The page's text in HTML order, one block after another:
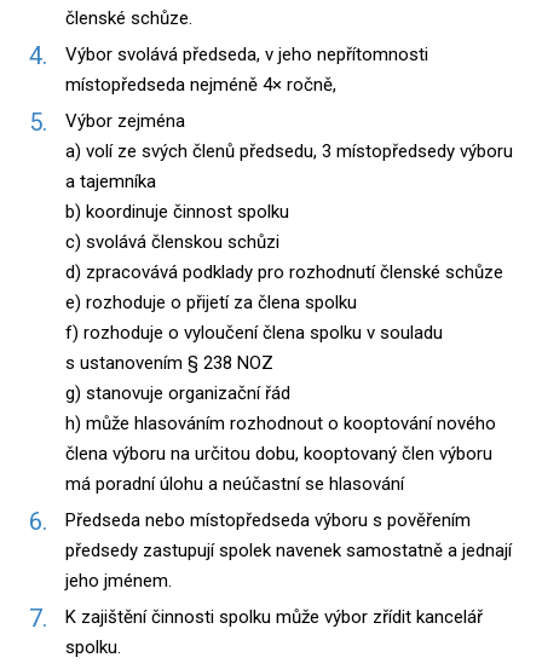
členské schůze.
Výbor svolává předseda, v jeho nepřítomnosti
místopředseda nejméně 4× ročně,
Výbor zejména
a) volí ze svých členů předsedu, 3 místopředsedy výboru
a tajemníka
b) koordinuje činnost spolku
c) svolává členskou schůzi
d) zpracovává podklady pro rozhodnutí členské schůze
e) rozhoduje o přijetí za člena spolku
f) rozhoduje o vyloučení člena spolku v souladu
s ustanovením § 238 NOZ
g) stanovuje organizační řád
h) může hlasováním rozhodnout o kooptování nového
člena výboru na určitou dobu, kooptovaný člen výboru
má poradní úlohu a neúčastní se hlasování
Předseda nebo místopředseda výboru s pověřením
předsedy zastupují spolek navenek samostatně a jednají
jeho jménem.
K zajištění činnosti spolku může výbor zřídit kancelář
spolku.